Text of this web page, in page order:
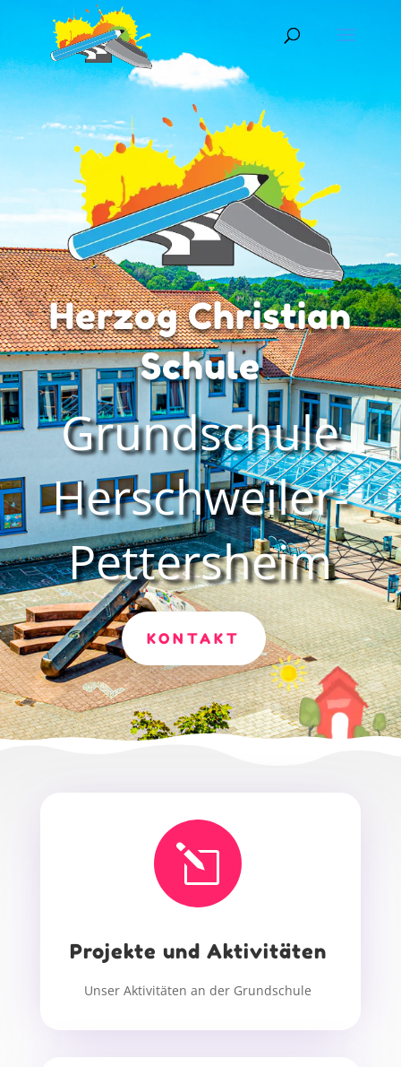
Herzog Christian
Schule
Grundschule
Herschweiler-
Pettersheim
KONTAKT
l
Projekte und Aktivitäten
Unser Aktivitäten an der Grundschule